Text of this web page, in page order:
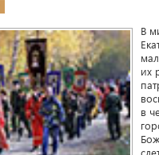
В
их
в